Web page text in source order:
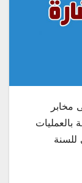
مخابر
بالعمليات
للسنة